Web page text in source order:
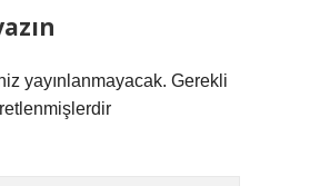
yayınlanmayacak. Gerekli